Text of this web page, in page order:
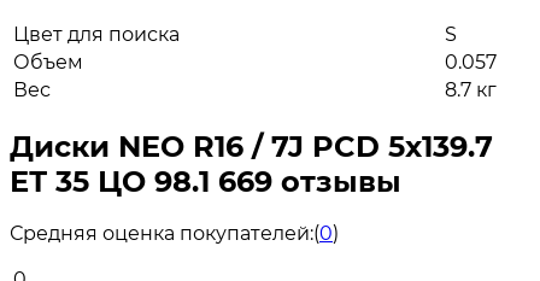
Цвет для поиска
S
Объем
0.057
Вес
8.7 кг
Диски NEO R16 / 7J PCD 5x139.7
ЕТ 35 ЦО 98.1 669 отзывы
Средняя оценка покупателей:(0)